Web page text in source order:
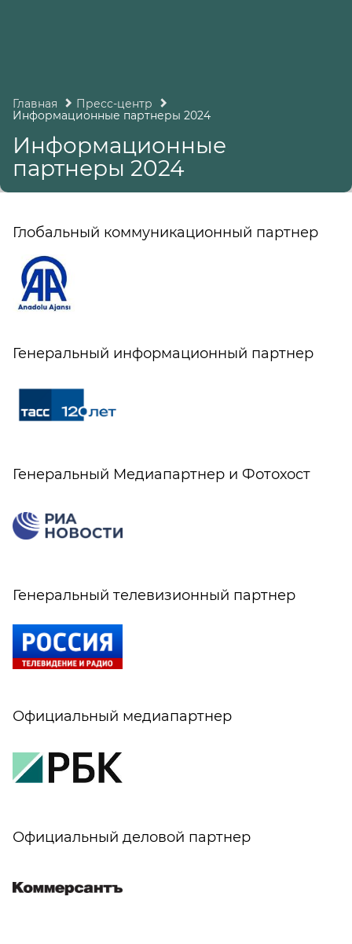
Главная
Пресс-центр
Информационные партнеры 2024
Информационные
партнеры 2024
Глобальный коммуникационный партнер
Генеральный информационный партнер
Генеральный Медиапартнер и Фотохост
Генеральный телевизионный партнер
Официальный медиапартнер
Официальный деловой партнер